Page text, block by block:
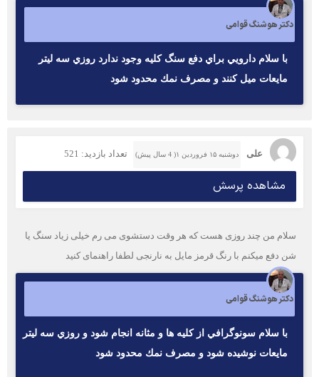
دکتر هوشنگ قوامی
با سلام دارويي براي دفع سنگ كليه وجود ندارد روزي سه ليتر
مايعات ميل كنند و مصرف نمك محدود شود
علی دوشنبه ۱۵ فروردین ۱( 4 سال پیش) تعداد بازدید: 521
مشاهده پرسش
سلام من چند روزی هست که هر وقت دستشوی می رم خیلی زیاد سنگ یا
شن دفع میکنم با رنگ قرمز مایل به نارنجی لطفا راهنمای کنید
دکتر هوشنگ قوامی
با سلام سونوگرافي از كليه ها و مثانه انجام شود و روزي سه ليتر
مايعات نوشيده شود و مصرف نمك محدود شود